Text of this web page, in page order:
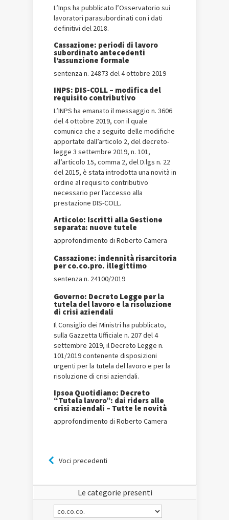
L’Inps ha pubblicato l’Osservatorio sui
lavoratori parasubordinati con i dati
definitivi del 2018.
Cassazione: periodi di lavoro
subordinato antecedenti
l’assunzione formale
sentenza n. 24873 del 4 ottobre 2019
INPS: DIS-COLL – modifica del
requisito contributivo
L’INPS ha emanato il messaggio n. 3606
del 4 ottobre 2019, con il quale
comunica che a seguito delle modifiche
apportate dall’articolo 2, del decreto-
legge 3 settembre 2019, n. 101,
all’articolo 15, comma 2, del D.lgs n. 22
del 2015, è stata introdotta una novità in
ordine al requisito contributivo
necessario per l’accesso alla
prestazione DIS-COLL.
Articolo: Iscritti alla Gestione
separata: nuove tutele
approfondimento di Roberto Camera
Cassazione: indennità risarcitoria
per co.co.pro. illegittimo
sentenza n. 24100/2019
Governo: Decreto Legge per la
tutela del lavoro e la risoluzione
di crisi aziendali
Il Consiglio dei Ministri ha pubblicato,
sulla Gazzetta Ufficiale n. 207 del 4
settembre 2019, il Decreto Legge n.
101/2019 contenente disposizioni
urgenti per la tutela del lavoro e per la
risoluzione di crisi aziendali.
Ipsoa Quotidiano: Decreto
“Tutela lavoro”: dai riders alle
crisi aziendali – Tutte le novità
approfondimento di Roberto Camera
Voci precedenti
Le categorie presenti
Le
categorie